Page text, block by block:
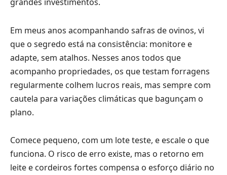
Em meus anos acompanhando safras de ovinos, vi
que o segredo está na consistência: monitore e
adapte, sem atalhos. Nesses anos todos que
acompanho propriedades, os que testam forragens
regularmente colhem lucros reais, mas sempre com
cautela para variações climáticas que bagunçam o
plano.
Comece pequeno, com um lote teste, e escale o que
funciona. O risco de erro existe, mas o retorno em
leite e cordeiros fortes compensa o esforço diário no